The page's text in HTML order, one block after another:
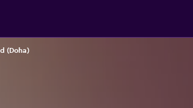
(Doha)